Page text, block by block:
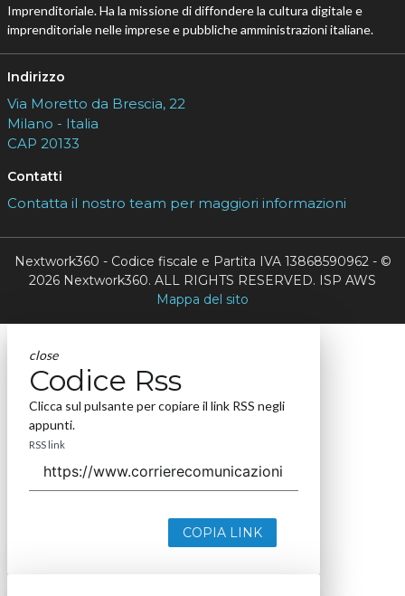
Imprenditoriale. Ha la missione di diffondere la cultura digitale e
imprenditoriale nelle imprese e pubbliche amministrazioni italiane.
Indirizzo
Via Moretto da Brescia, 22
Milano - Italia
CAP 20133
Contatti
Contatta il nostro team per maggiori informazioni
Nextwork360 - Codice fiscale e Partita IVA 13868590962 - ©
2026 Nextwork360. ALL RIGHTS RESERVED. ISP AWS
Mappa del sito
close
Codice Rss
Clicca sul pulsante per copiare il link RSS negli
appunti.
RSS link
COPIA LINK